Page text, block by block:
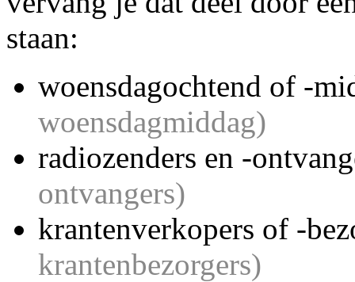
staan:
woensdagochtend of -
woensdagmiddag)
radiozenders en -
ontvangers)
krantenverkopers of -
krantenbezorgers)